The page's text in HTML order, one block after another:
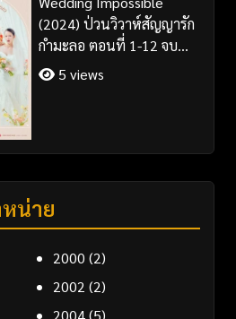
(2024) ป่วนวิวาห์สัญญารัก
กำมะลอ ตอนที่ 1-12 จบ
พากย์ไทย/ซับไทย
5 views
น่าย
2000 (2)
2002 (2)
2004(5)